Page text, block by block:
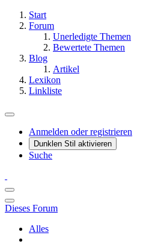
Start
Forum
Unerledigte Themen
Bewertete Themen
Blog
Artikel
Lexikon
Linkliste
Anmelden oder registrieren
Dunklen Stil aktivieren
Suche
Dieses Forum
Alles